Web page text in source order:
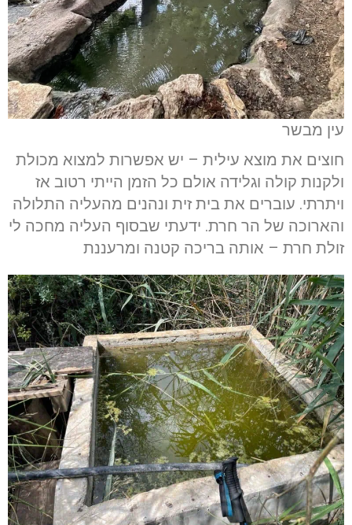
עין מבשר
חוצים את מוצא עילית – יש אפשרות למצוא מכולת
ולקנות קולה וגלידה אולם כל הזמן הייתי רטוב אז
ויתרתי. עוברים את בית זית ונהנים מהעליה התלולה
והארוכה של הר חרת. ידעתי שבסוף העליה מחכה לי
זולת חרת – אותה בריכה קטנה ומרעננת